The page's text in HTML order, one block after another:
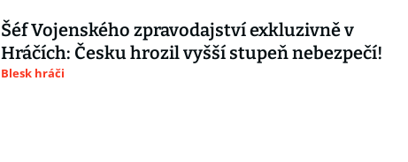
Šéf Vojenského zpravodajství exkluzivně v
Hráčích: Česku hrozil vyšší stupeň nebezpečí!
Blesk hráči